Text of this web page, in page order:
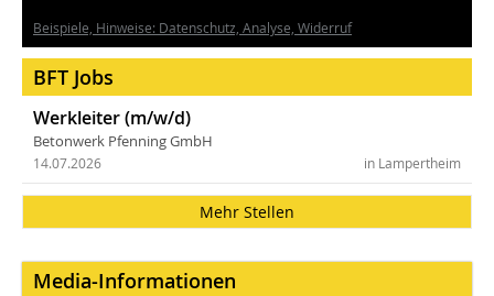
Beispiele, Hinweise: Datenschutz, Analyse, Widerruf
BFT Jobs
Werkleiter (m/w/d)
Betonwerk Pfenning GmbH
in Lampertheim
14.07.2026
Mehr Stellen
Media-Informationen